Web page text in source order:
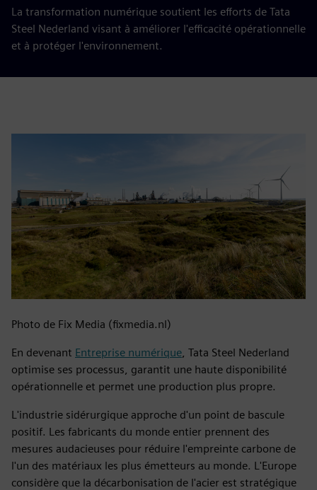
La transformation numérique soutient les efforts de Tata
Steel Nederland visant à améliorer l'efficacité opérationnelle
et à protéger l'environnement.
Photo de Fix Media (fixmedia.nl)
En devenant Entreprise numérique, Tata Steel Nederland
optimise ses processus, garantit une haute disponibilité
opérationnelle et permet une production plus propre.
L'industrie sidérurgique approche d'un point de bascule
positif. Les fabricants du monde entier prennent des
mesures audacieuses pour réduire l'empreinte carbone de
l'un des matériaux les plus émetteurs au monde. L'Europe
considère que la décarbonisation de l'acier est stratégique